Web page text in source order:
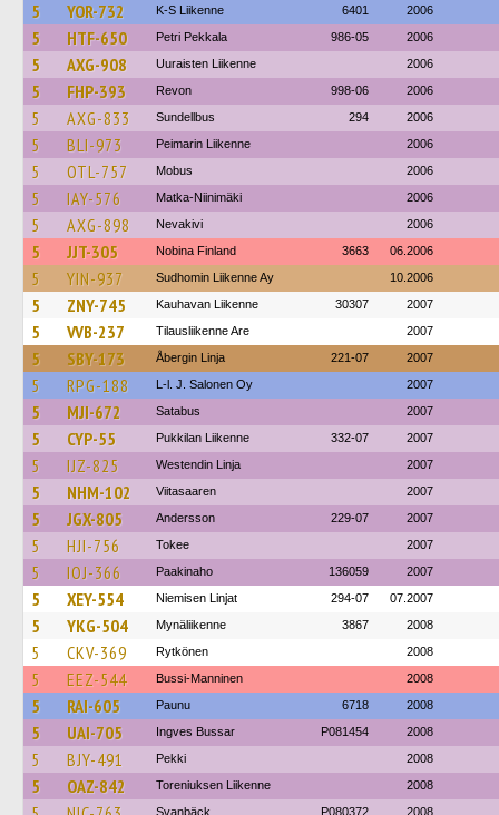
5 YOR-732 K-S Liikenne 6401 2006
5 HTF-650 Petri Pekkala 986-05 2006
5 AXG-908 Uuraisten Liikenne 2006
5 FHP-393 Revon 998-06 2006
5 AXG-833 Sundellbus 294 2006
5 BLI-973 Peimarin Liikenne 2006
5 OTL-757 Mobus 2006
5 IAY-576 Matka-Niinimäki 2006
5 AXG-898 Nevakivi 2006
5 JJT-305 Nobina Finland 3663 06.2006
5 YIN-937 Sudhomin Liikenne Ay 10.2006
5 ZNY-745 Kauhavan Liikenne 30307 2007
5 VVB-237 Tilausliikenne Are 2007
5 SBY-173 Åbergin Linja 221-07 2007
5 RPG-188 L-l. J. Salonen Oy 2007
5 MJI-672 Satabus 2007
5 CYP-55 Pukkilan Liikenne 332-07 2007
5 IJZ-825 Westendin Linja 2007
5 NHM-102 Viitasaaren 2007
5 JGX-805 Andersson 229-07 2007
5 HJI-756 Tokee 2007
5 IOJ-366 Paakinaho 136059 2007
5 XEY-554 Niemisen Linjat 294-07 07.2007
5 YKG-504 Mynäliikenne 3867 2008
5 CKV-369 Rytkönen 2008
5 EEZ-544 Bussi-Manninen 2008
5 RAI-605 Paunu 6718 2008
5 UAI-705 Ingves Bussar P081454 2008
5 BJY-491 Pekki 2008
5 OAZ-842 Toreniuksen Liikenne 2008
Svanbäck P080372 2008